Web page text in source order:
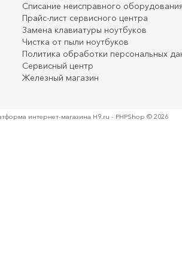
Списание неисправного оборудования
Прайс-лист сервисного центра
Замена клавиатуры ноутбуков
Чистка от пыли ноутбуков
Политика обработки персональных
Сервисный центр
Железный магазин
интернет-магазина H9.ru - PHPShop © 2026